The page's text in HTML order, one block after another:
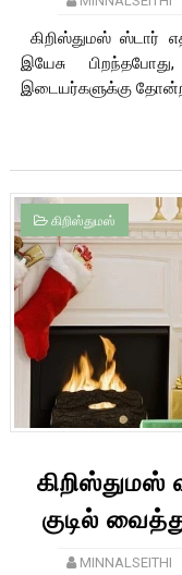
கிறிஸ்துமஸ் ஸ்டார்
இயேசு
இடையர்களுக்கு
கிறிஸ்துமஸ்
கிறிஸ்துமஸ்
குடில்
MINNALSEITHI